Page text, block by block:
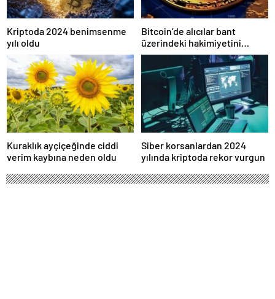
Kriptoda 2024 benimsenme
yılı oldu
Bitcoin’de alıcılar bant
üzerindeki hakimiyetini
kaybetti
Kuraklık ayçiçeğinde ciddi
verim kaybına neden oldu
Siber korsanlardan 2024
yılında kriptoda rekor vurgun